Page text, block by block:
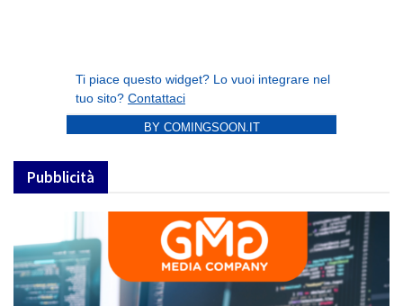
BY COMINGSOON.IT
Pubblicità